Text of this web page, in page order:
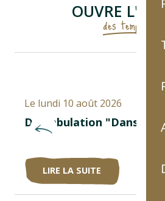
OUVRE
des temps forts
Le lundi 10 août 2026
Déambulation "Dansons
LIRE LA SUITE